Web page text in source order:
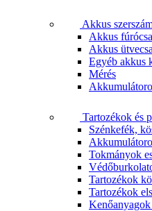
Akkus
Akkus
Akkus
Egyéb akkus
Mérés
Tartozékok és
Szénkefék,
Tokmányok
Tartozékok
Tartozékok